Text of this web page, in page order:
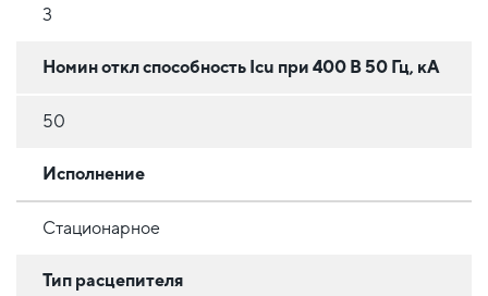
3
Номин откл способность Icu при 400 В 50 Гц, кА
50
Исполнение
Стационарное
Тип расцепителя